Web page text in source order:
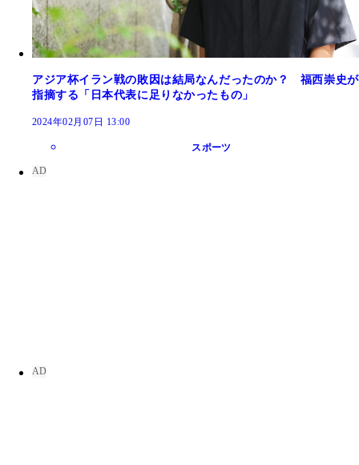
アジア杯イラン戦の敗因は結局なんだったのか？ 福西崇史が
指摘する「日本代表に足りなかったもの」
2024年02月07日 13:00
スポーツ